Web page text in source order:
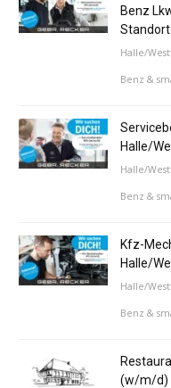
Benz
Halle/
Benz &
Halle/
Halle/
Benz &
Kfz-
Halle/
Halle/
Benz &
(w/m/d)